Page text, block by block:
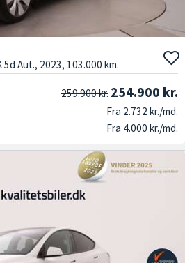
5d Aut., 2023, 103.000 km.
259.900 kr. 254.900 kr.
Fra 2.732 kr./md.
Fra 4.000 kr./md.